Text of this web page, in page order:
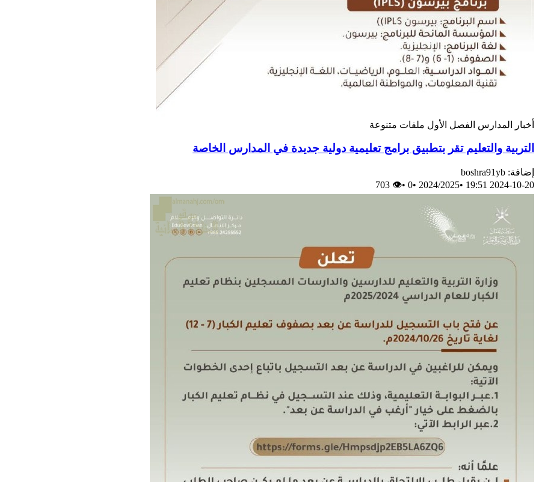
أخبار المدارس الفصل الأول ملفات متنوعة
التربية والتعليم تقر بتطبيق برامج تعليمية دولية جديدة في المدارس الخاصة
إضافة: boshra91yb
2024-10-20 19:51
•
2024/2025
•
0
•
👁 703